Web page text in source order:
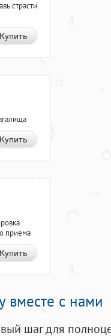
страсти
Купить
Купить
приема
Купить
вместе с нами
шаг для